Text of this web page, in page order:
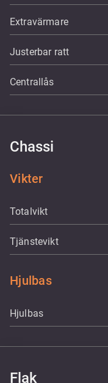
Extravärmare
Justerbar ratt
Centrallås
Chassi
Vikter
Totalvikt
Tjänstevikt
Hjulbas
Hjulbas
Flak